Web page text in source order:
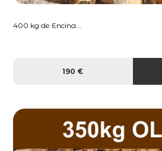
400 kg de Encina...
190 €